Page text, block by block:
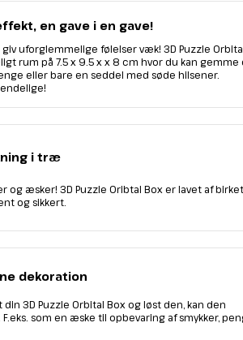
en gave i en gave!
uforglemmelige følelser væk! 3D Puzzle
rum på 7.5 x 9.5 x x 8 cm hvor du kan gemme
eller bare en seddel med søde hilsener.
i træ
og æsker! 3D Puzzle Oribtal Box er lavet af
og sikkert.
dekoration
3D Puzzle Orbital Box og løst den, kan den
som en æske til opbevaring af smykker,